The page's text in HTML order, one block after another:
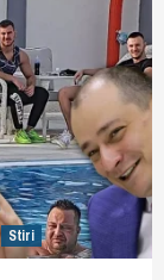
Stiri